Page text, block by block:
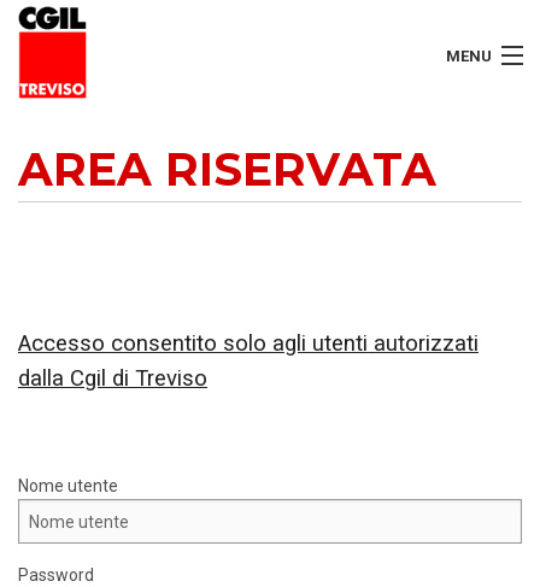
MENU
LAVORATORI
PENSIONATI
SEDI
AREA RISERVATA
Accesso consentito solo agli utenti autorizzati
dalla Cgil di Treviso
Nome utente
Password